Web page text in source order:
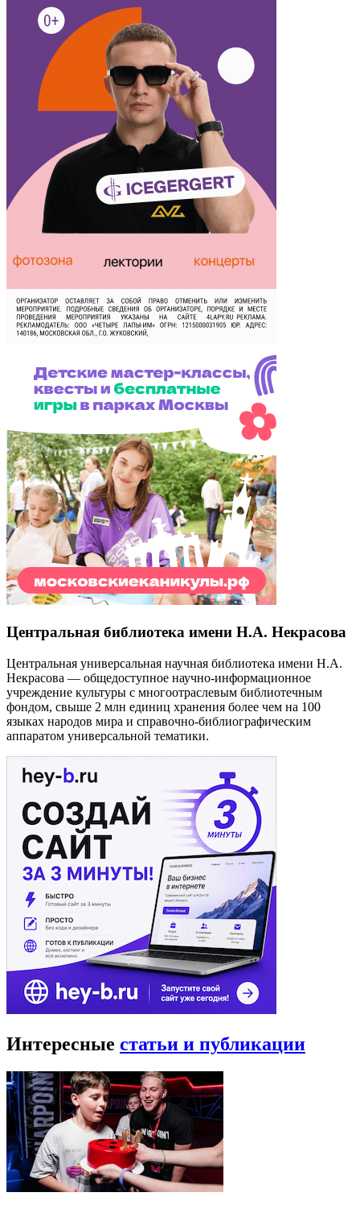
Центральная библиотека имени Н.А. Некрасова
Центральная универсальная научная библиотека имени Н.А.
Некрасова — общедоступное научно-информационное
учреждение культуры с многоотраслевым библиотечным
фондом, свыше 2 млн единиц хранения более чем на 100
языках народов мира и справочно-библиографическим
аппаратом универсальной тематики.
Интересные статьи и публикации